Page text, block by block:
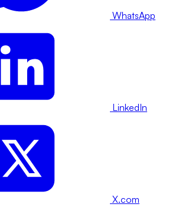
WhatsApp
LinkedIn
X.com